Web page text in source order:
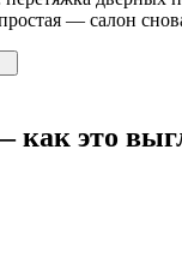
— салон
как это